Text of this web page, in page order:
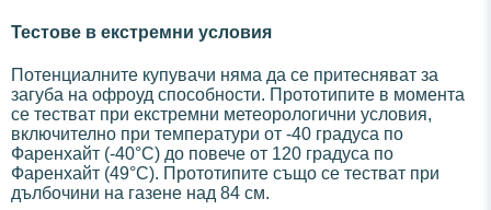
Тестове в екстремни условия
Потенциалните купувачи няма да се притесняват за
загуба на офроуд способности. Прототипите в момента
се тестват при екстремни метеорологични условия,
включително при температури от -40 градуса по
Фаренхайт (-40°C) до повече от 120 градуса по
Фаренхайт (49°C). Прототипите също се тестват при
дълбочини на газене над 84 см.